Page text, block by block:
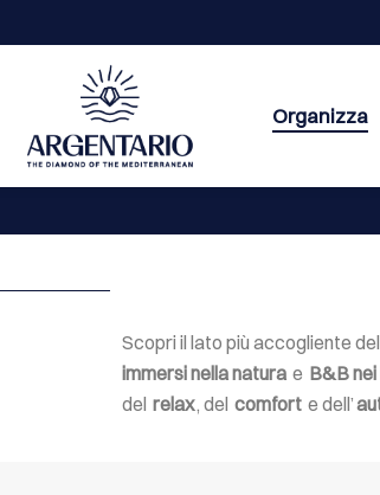
Organizza
Scopri il lato più accogliente
immersi nella natura e B&B
del relax, del comfort e dell’